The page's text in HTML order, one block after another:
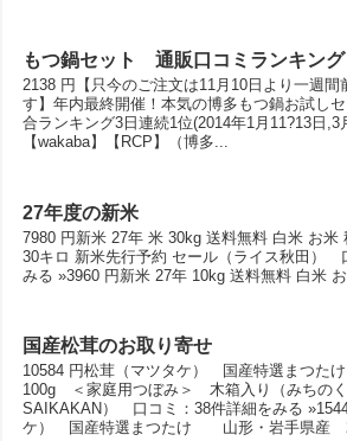
もつ鍋セット 通販口コミランキング
2138 円【只今のご注文は11月10日より一週間
す】年内最終開催！本気の博多もつ鍋お試し
合ランキング3日連続1位(2014年1月11?13日,3
【wakaba】【RCP】（博多...
27年度の新米
7980 円新米 27年 米 30kg 送料無料 白米 お米
30キロ 新米先行予約 セール（ライス秋田）
みる »3960 円新米 27年 10kg 送料無料 白米
国産松茸のお取り寄せ
10584 円松茸（マツタケ） 国産特選まつた
100g ＜家庭用つぼみ＞ 木箱入り（みちの
SAIKAKAN） 口コミ：38件詳細をみる
ケ） 国産特選まつたけ 山形・岩手県産